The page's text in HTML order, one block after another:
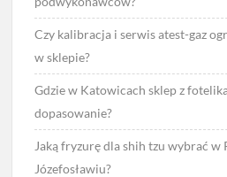
Czy kalibracja i serwis atest-gaz
w sklepie?
Gdzie w Katowicach sklep z
dopasowanie?
Jaką fryzurę dla shih tzu wybrać w
Józefosławiu?